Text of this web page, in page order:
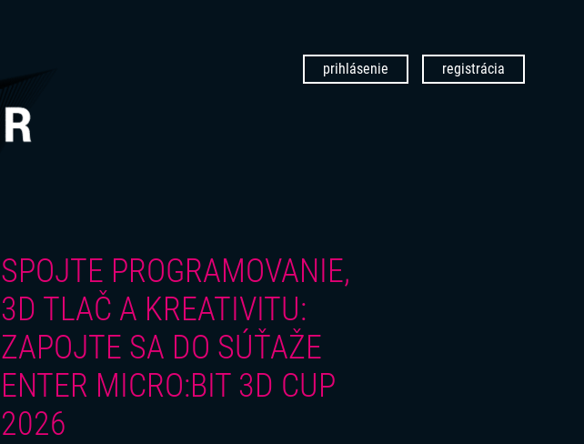
prihlásenie registrácia
SPOJTE PROGRAMOVANIE,
3D TLAČ A KREATIVITU:
ZAPOJTE SA DO SÚŤAŽE
ENTER MICRO:BIT 3D CUP
2026